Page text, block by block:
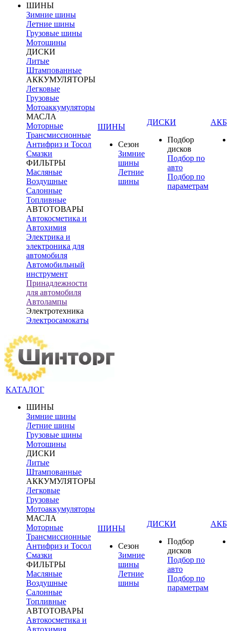
ШИНЫ
Зимние шины
Летние шины
Грузовые шины
Мотошины
ДИСКИ
Литые
Штампованные
АККУМУЛЯТОРЫ
Легковые
Грузовые
Мотоаккумуляторы
МАСЛА
Моторные
Трансмиссионные
Антифриз и Тосол
Смазки
ФИЛЬТРЫ
Масляные
Воздушные
Салонные
Топливные
АВТОТОВАРЫ
Автокосметика и
Автохимия
Электрика и
электроника для
автомобиля
Автомобильный
инструмент
Принадлежности
для автомобиля
Автолампы
Электротехника
Электросамокаты
ШИНЫ
Сезон
Зимние
шины
Летние
шины
ДИСКИ
Подбор
дисков
Подбор по
авто
Подбор по
параметрам
АКБ
КАТАЛОГ
ШИНЫ
Зимние шины
Летние шины
Грузовые шины
Мотошины
ДИСКИ
Литые
Штампованные
АККУМУЛЯТОРЫ
Легковые
Грузовые
Мотоаккумуляторы
МАСЛА
Моторные
Трансмиссионные
Антифриз и Тосол
Смазки
ФИЛЬТРЫ
Масляные
Воздушные
Салонные
Топливные
АВТОТОВАРЫ
Автокосметика и
Автохимия
ШИНЫ
Сезон
Зимние
шины
Летние
шины
ДИСКИ
Подбор
дисков
Подбор по
авто
Подбор по
параметрам
АКБ